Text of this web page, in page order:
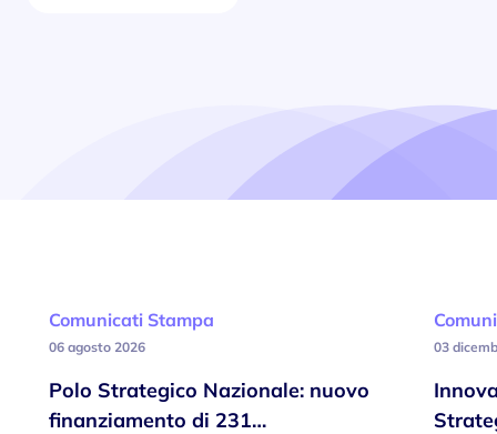
Comunicati Stampa
06 agosto 2026
Polo Strategico Nazionale: nuovo
finanziamento di 231…
03